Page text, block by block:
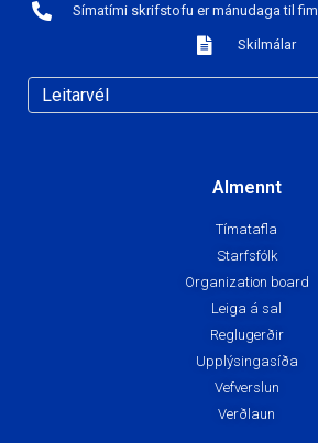
Símatími skrifstofu er mánudaga til
Skilmálar
Almennt
Tímatafla
Starfsfólk
Organization board
Leiga á sal
Reglugerðir
Upplýsingasíða
Vefverslun
Verðlaun